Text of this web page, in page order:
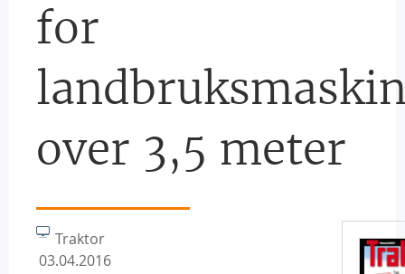
for
over 3,5 meter
Traktor
03.04.2016